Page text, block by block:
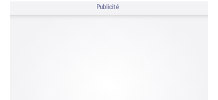
Publicité